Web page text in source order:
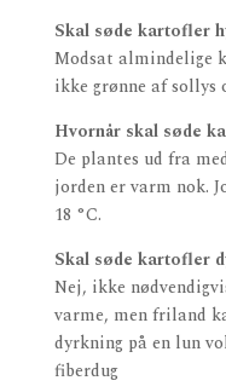
Skal søde kartofler
Modsat almindelige
ikke grønne af sollys
Hvornår skal søde
De plantes ud fra
jorden er varm nok.
18 °C.
Skal søde kartofler
Nej, ikke
varme, men friland
dyrkning på en lun
fiberdug